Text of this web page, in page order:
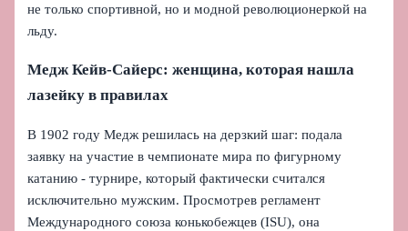
не только спортивной, но и модной революционеркой на
льду.
Медж Кейв-Сайерс: женщина, которая нашла
лазейку в правилах
В 1902 году Медж решилась на дерзкий шаг: подала
заявку на участие в чемпионате мира по фигурному
катанию - турнире, который фактически считался
исключительно мужским. Просмотрев регламент
Международного союза конькобежцев (ISU), она